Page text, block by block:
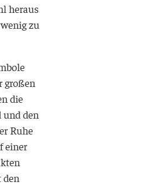
heraus
zu
großen
die
den
Ruhe
einer
den